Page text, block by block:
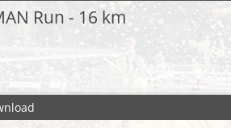
Run - 16 km